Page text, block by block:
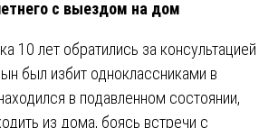
с выездом на дом
10 лет обратились за консультацией
был избит одноклассниками в
в подавленном состоянии,
из дома, боясь встречи с